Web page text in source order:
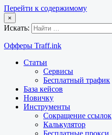
Перейти к содержимому
×
Искать:
Офферы Traff.ink
Статьи
Сервисы
Бесплатный трафик
База кейсов
Новичку
Инструменты
Сокращение ссылок
Калькулятор
Бесплатные прокси